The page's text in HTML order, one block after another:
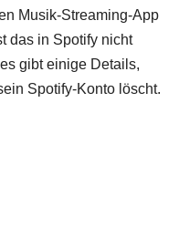
Musik-Streaming-App
das in Spotify nicht
gibt einige Details,
Spotify-Konto löscht.